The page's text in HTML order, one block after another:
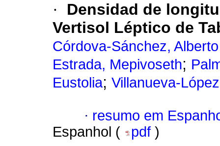
·
Densidad de
Vertisol Léptico de
Córdova-Sánchez, Alberto
Estrada, Mepivoseth;
Eustolia; Villanueva-
· resumo em
Espanhol (
pdf )